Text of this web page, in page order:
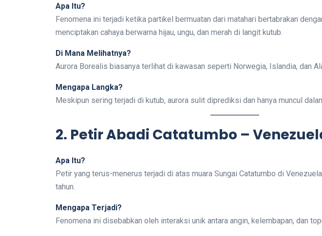
Apa Itu?
Fenomena ini terjadi ketika partikel bermuatan dari matahari bertabrakan
menciptakan cahaya berwarna hijau, ungu, dan merah di langit kutub.
Di Mana Melihatnya?
Aurora Borealis biasanya terlihat di kawasan seperti Norwegia, Islandia, dan
Mengapa Langka?
Meskipun sering terjadi di kutub, aurora sulit diprediksi dan hanya muncul
2. Petir Abadi Catatumbo –
Apa Itu?
Petir yang terus-menerus terjadi di atas muara Sungai Catatumbo di
tahun.
Mengapa Terjadi?
Fenomena ini disebabkan oleh interaksi unik antara angin, kelembapan, dan